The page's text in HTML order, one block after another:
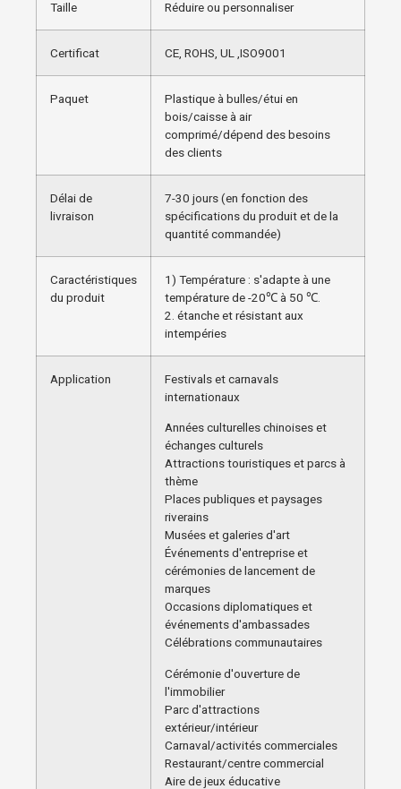
Taille Réduire ou personnaliser
Certificat CE, ROHS, UL ,ISO9001
Paquet
Plastique à bulles/étui en
bois/caisse à air
comprimé/dépend des besoins
des clients
Délai de
livraison
7-30 jours (en fonction des
spécifications du produit et de la
quantité commandée)
Caractéristiques
du produit
1) Température : s'adapte à une
température de -20℃ à 50 ℃.
2. étanche et résistant aux
intempéries
Application
Festivals et carnavals
internationaux
Années culturelles chinoises et
échanges culturels
Attractions touristiques et parcs à
thème
Places publiques et paysages
riverains
Musées et galeries d'art
Événements d'entreprise et
cérémonies de lancement de
marques
Occasions diplomatiques et
événements d'ambassades
Célébrations communautaires
Cérémonie d'ouverture de
l'immobilier
Parc d'attractions
extérieur/intérieur
Carnaval/activités commerciales
Restaurant/centre commercial
Aire de jeux éducative